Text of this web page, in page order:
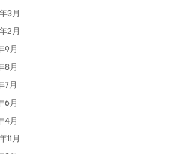
3月
2月
9月
8月
7月
6月
4月
11月